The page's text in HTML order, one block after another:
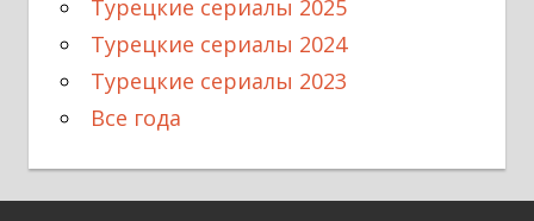
Турецкие сериалы 2025
Турецкие сериалы 2024
Турецкие сериалы 2023
Все года